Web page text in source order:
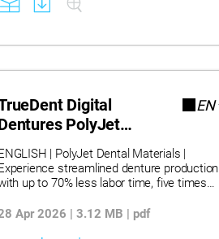
Digital
PolyJet
EN
| PolyJet Dental Materials |
streamlined denture production
up to 70% less labor time, five times
adjustment appointments for
Apr 2026 | 3.12 MB | pdf